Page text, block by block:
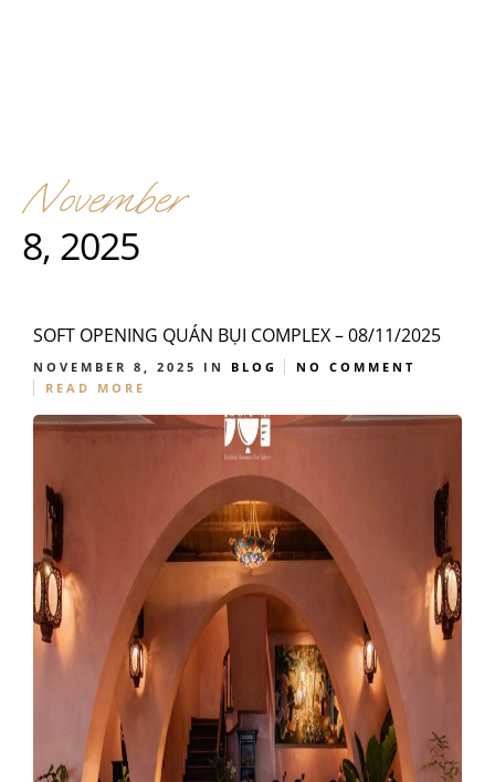
November
8, 2025
SOFT OPENING QUÁN BỤI COMPLEX – 08/11/2025
NOVEMBER 8, 2025 IN BLOG
NO COMMENT
READ MORE